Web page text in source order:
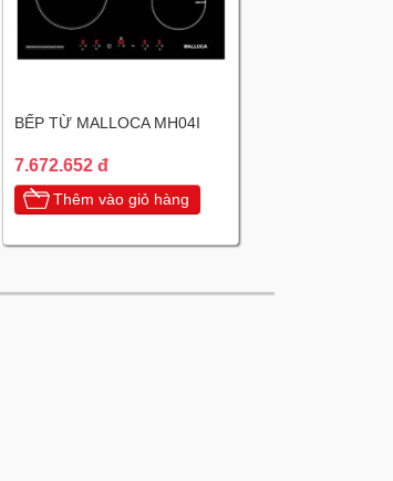
BẾP TỪ MALLOCA MH04I
7.672.652 đ
Thêm vào giỏ hàng